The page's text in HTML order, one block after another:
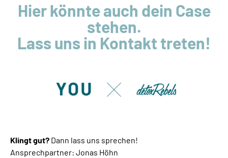
Hier könnte auch dein Case
stehen.
Lass uns in Kontakt treten!
Klingt gut? Dann lass uns sprechen!
Ansprechpartner: Jonas Höhn